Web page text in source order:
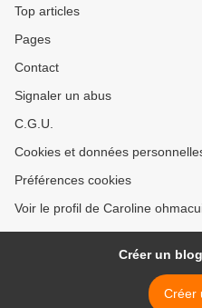
Top articles
Pages
Contact
Signaler un abus
C.G.U.
Cookies et données
Préférences cookies
Voir le profil de Caroline
Créer un
Créer